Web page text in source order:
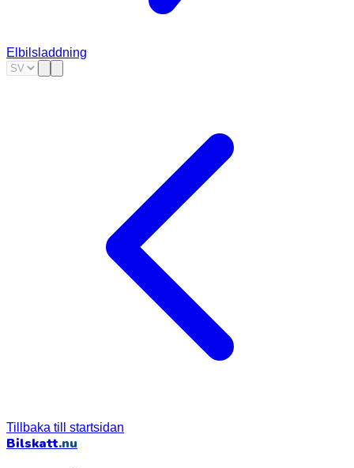
Elbilsladdning
Tillbaka till startsidan
Bilskatt.nu